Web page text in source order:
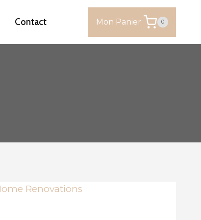
Contact Mon Panier 0